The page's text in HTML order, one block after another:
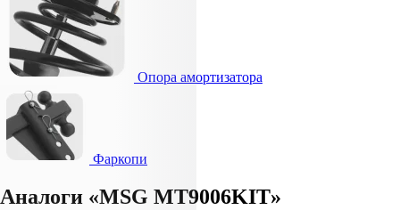
Опора амортизатора
Фаркопи
Аналоги «MSG MT9006KIT»